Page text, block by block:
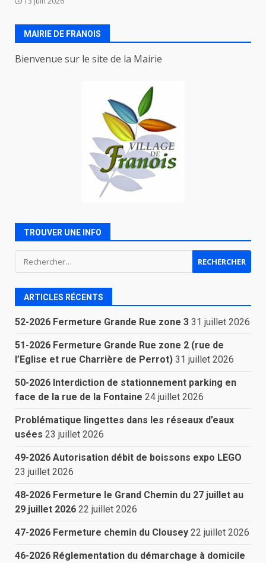
MAIRIE DE FRANOIS
Bienvenue sur le site de la Mairie
TROUVER UNE INFO
Rechercher :
ARTICLES RÉCENTS
52-2026 Fermeture Grande Rue zone 3 31 juillet 2026
51-2026 Fermeture Grande Rue zone 2 (rue de
l’Eglise et rue Charrière de Perrot) 31 juillet 2026
50-2026 Interdiction de stationnement parking en
face de la rue de la Fontaine 24 juillet 2026
Problématique lingettes dans les réseaux d’eaux
usées 23 juillet 2026
49-2026 Autorisation débit de boissons expo LEGO
23 juillet 2026
48-2026 Fermeture le Grand Chemin du 27 juillet au
29 juillet 2026 22 juillet 2026
47-2026 Fermeture chemin du Clousey 22 juillet 2026
46-2026 Réglementation du démarchage à domicile